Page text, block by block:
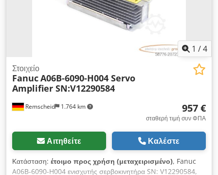
1 /4
Remscheid 1.764 km
Στοιχείο
FanucA06B-6090-H004 Servo
Amplifier SN:V12290584
957 €
σταθερή τιμή συν ΦΠΑ
Αιτηθείτε Καλέστε
Κατάσταση: έτοιμο προς χρήση (μεταχειρισμένο), Fanuc
A06B-6090-H004 ενισχυτής σερβοκινητήρα SN: V12290584,